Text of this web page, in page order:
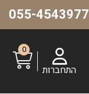
055-4543977
התחברות
0